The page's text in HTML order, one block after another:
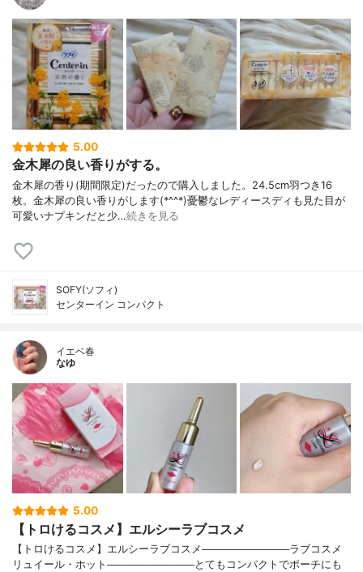
5.00
金木犀の良い香りがする。
金木犀の香り(期間限定)だったので購入しました。24.5cm羽つき16
枚。金木犀の良い香りがします(*^^*)憂鬱なレディースディも見た目が
可愛いナプキンだと少…続きを見る
SOFY(ソフィ)
センターイン コンパクト
イエベ春
なゆ
5.00
【トロけるコスメ】エルシーラブコスメ
【トロけるコスメ】エルシーラブコスメ────────────ラブコスメ
リュイール・ホット────────────とてもコンパクトでポーチにも